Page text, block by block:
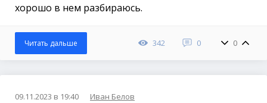
хорошо в нем разбираюсь.
342 0 0
Читать дальше
09.11.2023 в 19:40 Иван Белов